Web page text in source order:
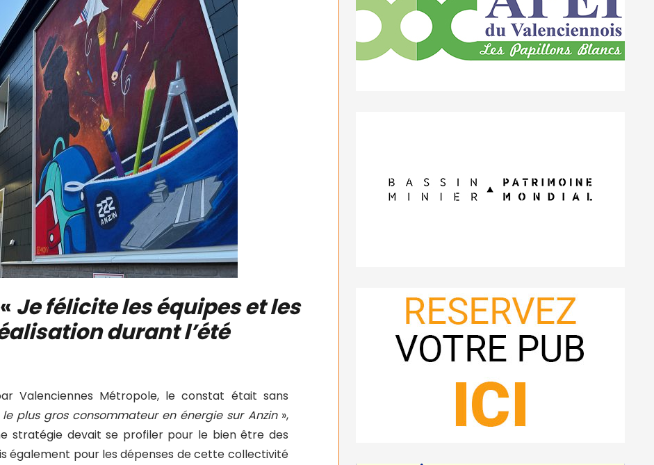
Je félicite les équipes et les
durant l’été
Valenciennes Métropole, le constat était sans
plus gros consommateur en énergie sur Anzin»,
stratégie devait se profiler pour le bien être des
également pour les dépenses de cette collectivité